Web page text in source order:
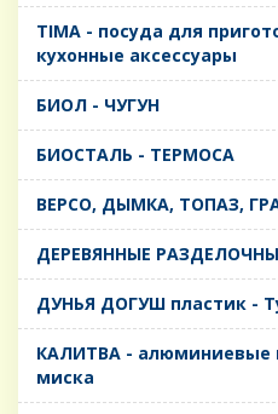
TIMA - посуда для
кухонные аксессуары
БИОЛ - ЧУГУН
БИОСТАЛЬ - ТЕРМОСА
ВЕРСО, ДЫМКА, ТОПАЗ,
ДЕРЕВЯННЫЕ
ДУНЬЯ ДОГУШ пластик -
КАЛИТВА - алюминиевые
миска